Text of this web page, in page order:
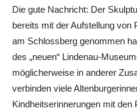
Die gute Nachricht: Der
bereits mit der Aufstellung von
am Schlossberg genommen
des „neuen“ Lindenau-
möglicherweise in anderer
verbinden viele
Kindheitserinnerungen mit den